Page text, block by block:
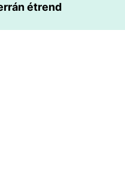
Mentális Egészség
Sebészet És
étrend